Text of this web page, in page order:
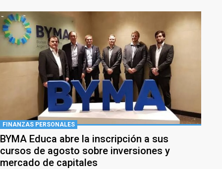
FINANZAS PERSONALES
BYMA Educa abre la inscripción a sus
cursos de agosto sobre inversiones y
mercado de capitales